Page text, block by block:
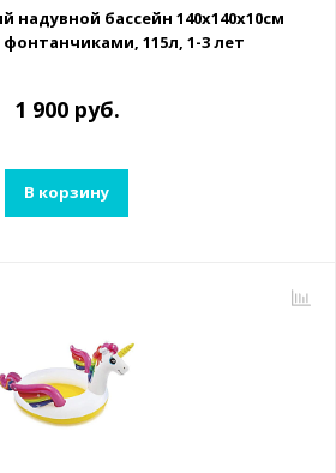
надувной бассейн 140х140х10см
115л, 1-3 лет
1 900 руб.
В корзину